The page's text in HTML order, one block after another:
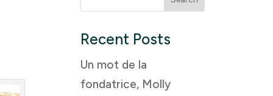
for:
Recent Posts
Un mot de la
fondatrice, Molly